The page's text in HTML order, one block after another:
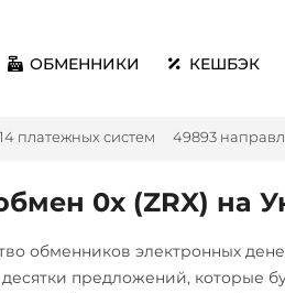
ОБМЕННИКИ КЕШБЭК
платежных систем 49893
0x (ZRX) на
обменников электронных
предложений, которые